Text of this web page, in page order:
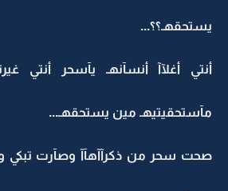
يستحقهـ؟؟...
أنتي أغلآآ أنسآنهـ يآسحر أنتي
مآستحقيتيهـ مين يستحقهـ...
صحت سحر من ذكرآآهآآ وصآرت تبكي